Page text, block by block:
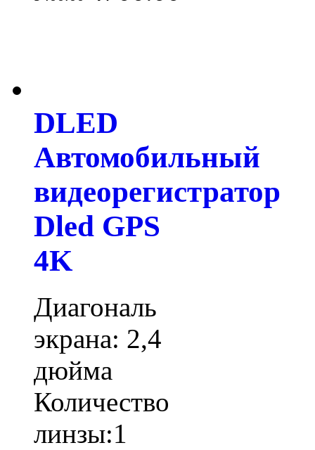
DLED
Автомобильный
видеорегистратор
Dled GPS
4K
Диагональ
экрана: 2,4
дюйма
Количество
линзы:1